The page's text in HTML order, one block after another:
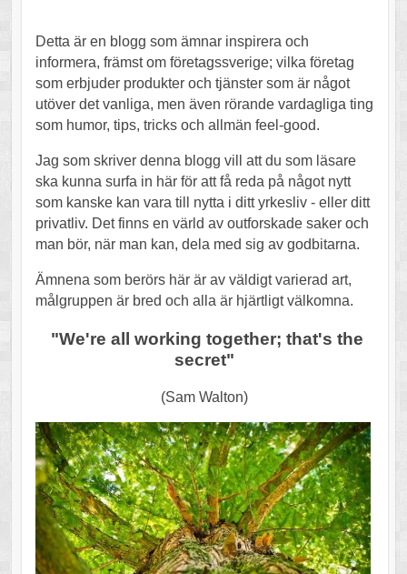
Detta är en blogg som ämnar inspirera och
informera, främst om företagssverige; vilka företag
som erbjuder produkter och tjänster som är något
utöver det vanliga, men även rörande vardagliga ting
som humor, tips, tricks och allmän feel-good.
Jag som skriver denna blogg vill att du som läsare
ska kunna surfa in här för att få reda på något nytt
som kanske kan vara till nytta i ditt yrkesliv - eller ditt
privatliv. Det finns en värld av outforskade saker och
man bör, när man kan, dela med sig av godbitarna.
Ämnena som berörs här är av väldigt varierad art,
målgruppen är bred och alla är hjärtligt välkomna.
"We're all working together; that's the
secret"
(Sam Walton)